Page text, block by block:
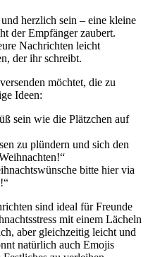
herzlich sein – eine kleine
der Empfänger zaubert.
Nachrichten leicht
der ihr schreibt.
möchtet, die zu
Ideen:
sein wie die Plätzchen auf
zu plündern und sich den
bitte hier via
sind ideal für Freunde
mit einem Lächeln
aber gleichzeitig leicht und
natürlich auch Emojis